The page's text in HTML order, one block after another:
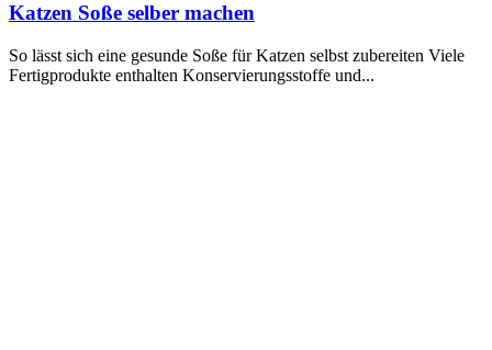
Katzen Soße selber machen
So lässt sich eine gesunde Soße für Katzen selbst zubereiten Viele
Fertigprodukte enthalten Konservierungsstoffe und...